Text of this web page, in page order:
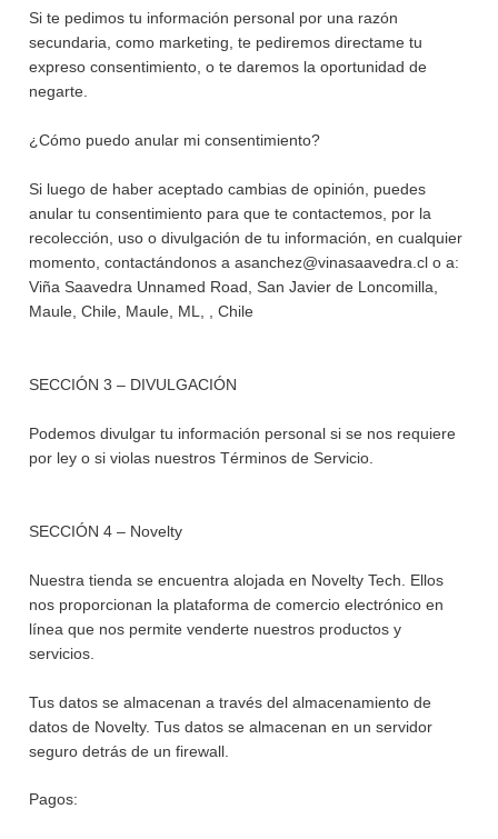
Si te pedimos tu información personal por una razón
secundaria, como marketing, te pediremos directame tu
expreso consentimiento, o te daremos la oportunidad de
negarte.
¿Cómo puedo anular mi consentimiento?
Si luego de haber aceptado cambias de opinión, puedes
anular tu consentimiento para que te contactemos, por la
recolección, uso o divulgación de tu información, en cualquier
momento, contactándonos a asanchez@vinasaavedra.cl o a:
Viña Saavedra Unnamed Road, San Javier de Loncomilla,
Maule, Chile, Maule, ML, , Chile
SECCIÓN 3 – DIVULGACIÓN
Podemos divulgar tu información personal si se nos requiere
por ley o si violas nuestros Términos de Servicio.
SECCIÓN 4 – Novelty
Nuestra tienda se encuentra alojada en Novelty Tech. Ellos
nos proporcionan la plataforma de comercio electrónico en
línea que nos permite venderte nuestros productos y
servicios.
Tus datos se almacenan a través del almacenamiento de
datos de Novelty. Tus datos se almacenan en un servidor
seguro detrás de un firewall.
Pagos: